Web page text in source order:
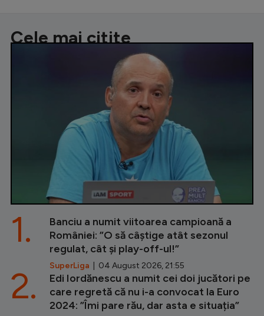
Cele mai citite
Banciu a numit viitoarea campioană a
României: ”O să câștige atât sezonul
regulat, cât și play-off-ul!”
SuperLiga | 04 August 2026, 21:55
1.
Edi Iordănescu a numit cei doi jucători pe
care regretă că nu i-a convocat la Euro
2024: ”Îmi pare rău, dar asta e situația”
2.